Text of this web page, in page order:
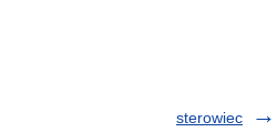
sterowiec